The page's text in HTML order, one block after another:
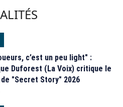
c’est un peu light" :
Duforest (La Voix) critique le
"Secret Story" 2026